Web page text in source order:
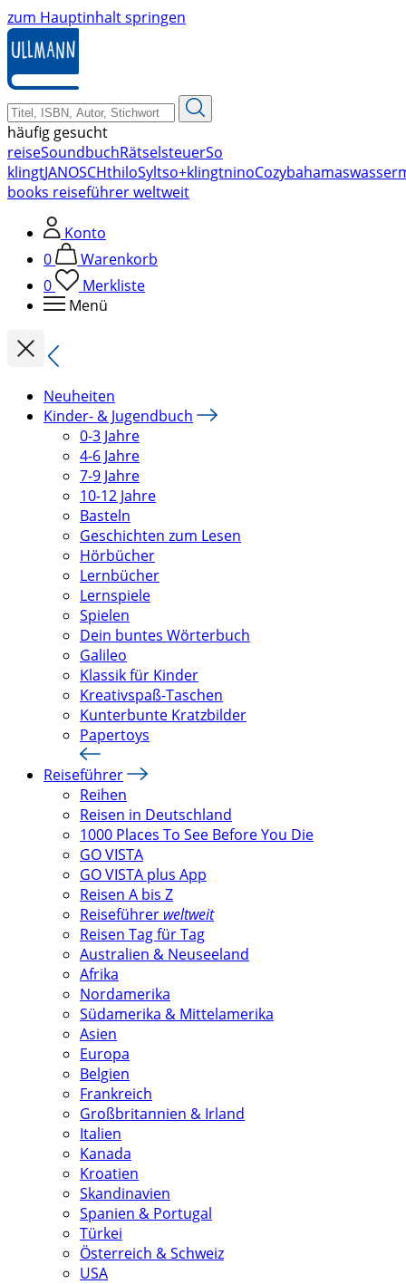
zum Hauptinhalt springen
häufig gesucht
reiseSoundbuchRätselsteuerSo
klingtJANOSCHthiloSyltso+klingtninoCozybahamas
books reiseführer weltweit
Konto
0
Warenkorb
0
Merkliste
Menü
Neuheiten
Kinder- & Jugendbuch
0-3 Jahre
4-6 Jahre
7-9 Jahre
10-12 Jahre
Basteln
Geschichten zum Lesen
Hörbücher
Lernbücher
Lernspiele
Spielen
Dein buntes Wörterbuch
Galileo
Klassik für Kinder
Kreativspaß-Taschen
Kunterbunte Kratzbilder
Papertoys
Reiseführer
Reihen
Reisen in Deutschland
1000 Places To See Before You Die
GO VISTA
GO VISTA plus App
Reisen A bis Z
Reiseführer weltweit
Reisen Tag für Tag
Australien & Neuseeland
Afrika
Nordamerika
Südamerika & Mittelamerika
Asien
Europa
Belgien
Frankreich
Großbritannien & Irland
Italien
Kanada
Kroatien
Skandinavien
Spanien & Portugal
Türkei
Österreich & Schweiz
USA